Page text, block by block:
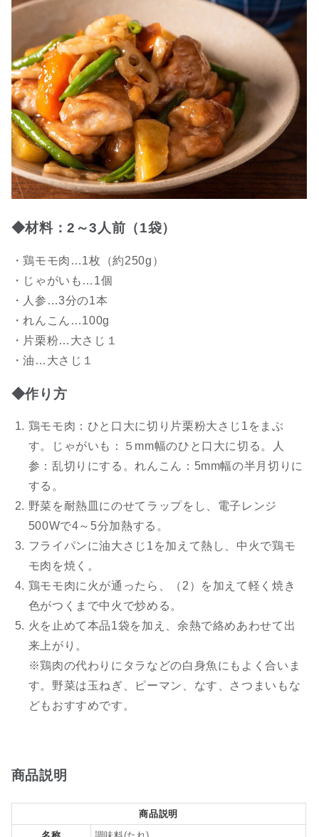
◆材料：2～3人前（1袋）
・鶏モモ肉…1枚（約250g）
・じゃがいも…1個
・人参…3分の1本
・れんこん…100g
・片栗粉…大さじ１
・油…大さじ１
◆作り方
鶏モモ肉：ひと口大に切り片栗粉大さじ1をまぶ
す。じゃがいも：５mm幅のひと口大に切る。人
参：乱切りにする。れんこん：5mm幅の半月切りに
する。
野菜を耐熱皿にのせてラップをし、電子レンジ
500Wで4～5分加熱する。
フライパンに油大さじ1を加えて熱し、中火で鶏モ
モ肉を焼く。
鶏モモ肉に火が通ったら、（2）を加えて軽く焼き
色がつくまで中火で炒める。
火を止めて本品1袋を加え、余熱で絡めあわせて出
来上がり。
※鶏肉の代わりにタラなどの白身魚にもよく合いま
す。野菜は玉ねぎ、ピーマン、なす、さつまいもな
どもおすすめです。
商品説明
商品説明